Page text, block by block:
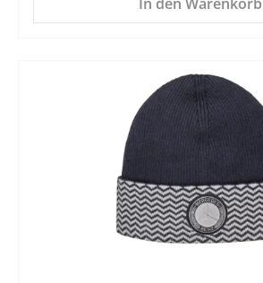
In den Warenkorb